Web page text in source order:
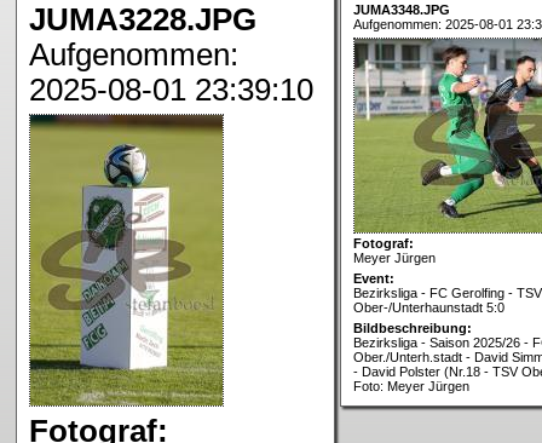
JUMA3228.JPG
Aufgenommen:
2025-08-01 23:39:10
Fotograf:
JUMA3348.JPG
Aufgenommen: 2025-08-01
Fotograf:
Meyer Jürgen
Event:
Bezirksliga - FC Gerolfing - TSV
Ober-/Unterhaunstadt 5:0
Bildbeschreibung:
Bezirksliga - Saison 2025/26 -
Ober./Unterh.stadt - David
- David Polster (Nr.18 - TSV
Foto: Meyer Jürgen